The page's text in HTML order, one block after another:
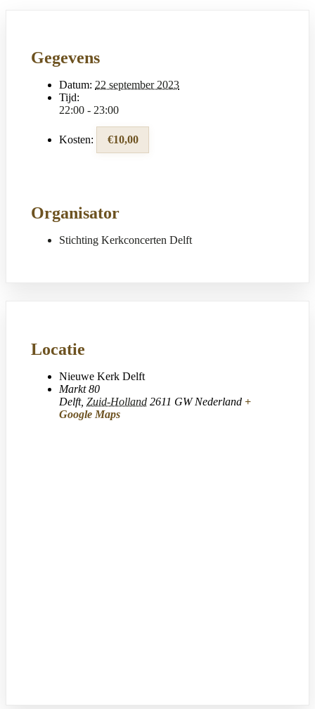
Gegevens
Datum: 22 september 2023
Tijd:
22:00 - 23:00
Kosten: €10,00
Organisator
Stichting Kerkconcerten Delft
Locatie
Nieuwe Kerk Delft
Markt 80
Delft, Zuid-Holland 2611 GW Nederland +
Google Maps